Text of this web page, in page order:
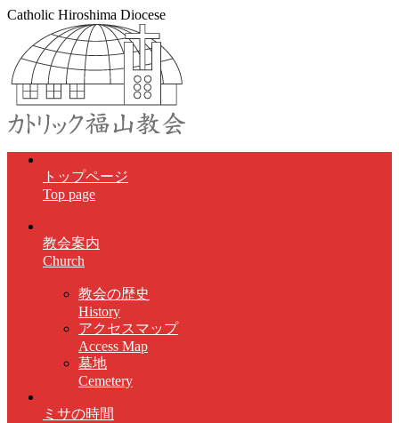
Catholic Hiroshima Diocese
トップページ
Top page
教会案内
Church
教会の歴史
History
アクセスマップ
Access Map
墓地
Cemetery
ミサの時間